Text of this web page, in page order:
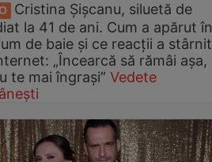
Cristina Șișcanu, siluetă de
la 41 de ani. Cum a apărut în
de baie și ce reacții a stârnit
„Încearcă să rămâi așa,
te mai îngrași” Vedete